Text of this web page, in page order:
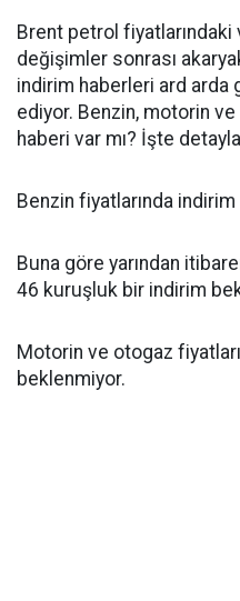
Brent petrol
değişimler sonrası
indirim haberleri ard arda
ediyor. Benzin, motorin
haberi var mı? İşte
Benzin fiyatlarında
Buna göre yarından
46 kuruşluk bir indirim
Motorin ve otogaz
beklenmiyor.